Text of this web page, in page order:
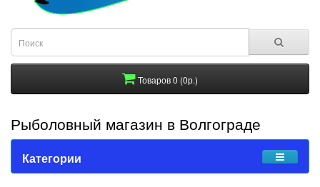
Товаров 0 (0р.)
Рыболовный магазин в Волгограде
Категории